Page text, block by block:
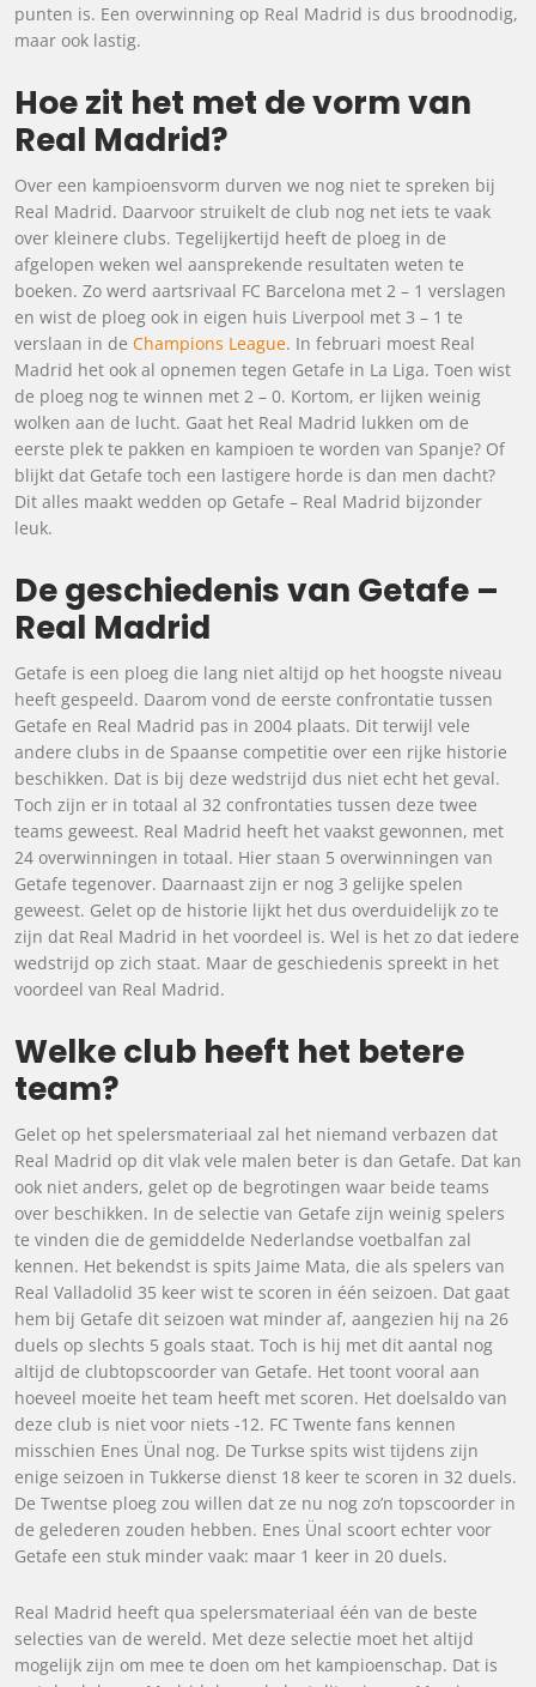
punten is. Een overwinning op Real Madrid is dus broodnodig,
maar ook lastig.
Hoe zit het met de vorm van
Real Madrid?
Over een kampioensvorm durven we nog niet te spreken bij
Real Madrid. Daarvoor struikelt de club nog net iets te vaak
over kleinere clubs. Tegelijkertijd heeft de ploeg in de
afgelopen weken wel aansprekende resultaten weten te
boeken. Zo werd aartsrivaal FC Barcelona met 2 – 1 verslagen
en wist de ploeg ook in eigen huis Liverpool met 3 – 1 te
verslaan in de Champions League. In februari moest Real
Madrid het ook al opnemen tegen Getafe in La Liga. Toen wist
de ploeg nog te winnen met 2 – 0. Kortom, er lijken weinig
wolken aan de lucht. Gaat het Real Madrid lukken om de
eerste plek te pakken en kampioen te worden van Spanje? Of
blijkt dat Getafe toch een lastigere horde is dan men dacht?
Dit alles maakt wedden op Getafe – Real Madrid bijzonder
leuk.
De geschiedenis van Getafe –
Real Madrid
Getafe is een ploeg die lang niet altijd op het hoogste niveau
heeft gespeeld. Daarom vond de eerste confrontatie tussen
Getafe en Real Madrid pas in 2004 plaats. Dit terwijl vele
andere clubs in de Spaanse competitie over een rijke historie
beschikken. Dat is bij deze wedstrijd dus niet echt het geval.
Toch zijn er in totaal al 32 confrontaties tussen deze twee
teams geweest. Real Madrid heeft het vaakst gewonnen, met
24 overwinningen in totaal. Hier staan 5 overwinningen van
Getafe tegenover. Daarnaast zijn er nog 3 gelijke spelen
geweest. Gelet op de historie lijkt het dus overduidelijk zo te
zijn dat Real Madrid in het voordeel is. Wel is het zo dat iedere
wedstrijd op zich staat. Maar de geschiedenis spreekt in het
voordeel van Real Madrid.
Welke club heeft het betere
team?
Gelet op het spelersmateriaal zal het niemand verbazen dat
Real Madrid op dit vlak vele malen beter is dan Getafe. Dat kan
ook niet anders, gelet op de begrotingen waar beide teams
over beschikken. In de selectie van Getafe zijn weinig spelers
te vinden die de gemiddelde Nederlandse voetbalfan zal
kennen. Het bekendst is spits Jaime Mata, die als spelers van
Real Valladolid 35 keer wist te scoren in één seizoen. Dat gaat
hem bij Getafe dit seizoen wat minder af, aangezien hij na 26
duels op slechts 5 goals staat. Toch is hij met dit aantal nog
altijd de clubtopscoorder van Getafe. Het toont vooral aan
hoeveel moeite het team heeft met scoren. Het doelsaldo van
deze club is niet voor niets -12. FC Twente fans kennen
misschien Enes Ünal nog. De Turkse spits wist tijdens zijn
enige seizoen in Tukkerse dienst 18 keer te scoren in 32 duels.
De Twentse ploeg zou willen dat ze nu nog zo’n topscoorder in
de gelederen zouden hebben. Enes Ünal scoort echter voor
Getafe een stuk minder vaak: maar 1 keer in 20 duels.
Real Madrid heeft qua spelersmateriaal één van de beste
selecties van de wereld. Met deze selectie moet het altijd
mogelijk zijn om mee te doen om het kampioenschap. Dat is